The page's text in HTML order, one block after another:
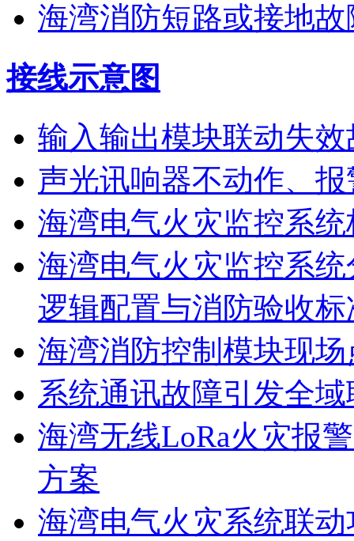
海湾消防短路或接地
接线示意图
输入输出模块联动失效
声光讯响器不动作、
海湾电气火灾监控系
海湾电气火灾监控系
逻辑配置与消防验收标
海湾消防控制模块现
系统通讯故障引发全
海湾无线LoRa火灾报
方案
海湾电气火灾系统联